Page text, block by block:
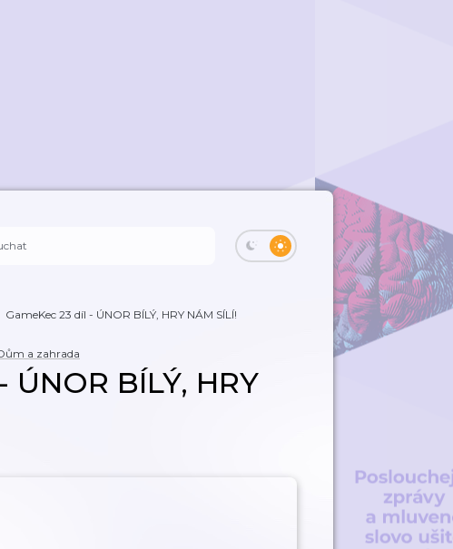
GameKec 23 díl - ÚNOR BÍLÝ, HRY NÁM SÍLÍ!
a zahrada
BÍLÝ, HRY